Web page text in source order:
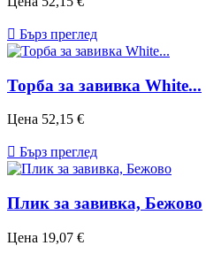
 Бърз преглед
Торба за завивка White...
Цена 52,15 €
 Бърз преглед
Плик за завивкa, Бежово
Цена 19,07 €